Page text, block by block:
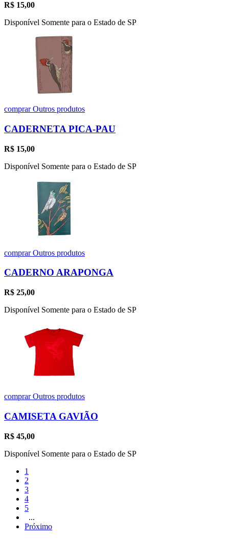
R$ 15,00
Disponível Somente para o Estado de SP
comprarOutros produtos
CADERNETA PICA-PAU
R$ 15,00
Disponível Somente para o Estado de SP
comprarOutros produtos
CADERNO ARAPONGA
R$ 25,00
Disponível Somente para o Estado de SP
comprarOutros produtos
CAMISETA GAVIÃO
R$ 45,00
Disponível Somente para o Estado de SP
1
2
3
4
5
...
Próximo